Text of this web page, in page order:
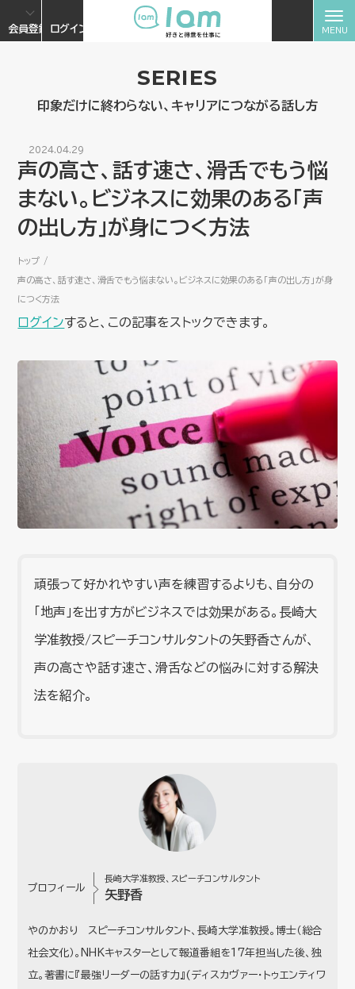
会員登録 ログイン
SERIES
印象だけに終わらない、キャリアにつながる話し方
2024.04.29
声の高さ、話す速さ、滑舌でもう悩
まない。ビジネスに効果のある「声
の出し方」が身につく方法
トップ
声の高さ、話す速さ、滑舌でもう悩まない。ビジネスに効果のある「声の出し方」が身
につく方法
ログインすると、この記事をストックできます。
頑張って好かれやすい声を練習するよりも、自分の
「地声」を出す方がビジネスでは効果がある。長崎大
学准教授/スピーチコンサルタントの矢野香さんが、
声の高さや話す速さ、滑舌などの悩みに対する解決
法を紹介。
プロフィール
長崎大学准教授、スピーチコンサルタント
矢野香
やのかおり スピーチコンサルタント、長崎大学准教授。博士（総合
社会文化）。NHKキャスターとして報道番組を17年担当した後、独
立。著書に『最強リーダーの話す力』(ディスカヴァー・トゥエンティワ